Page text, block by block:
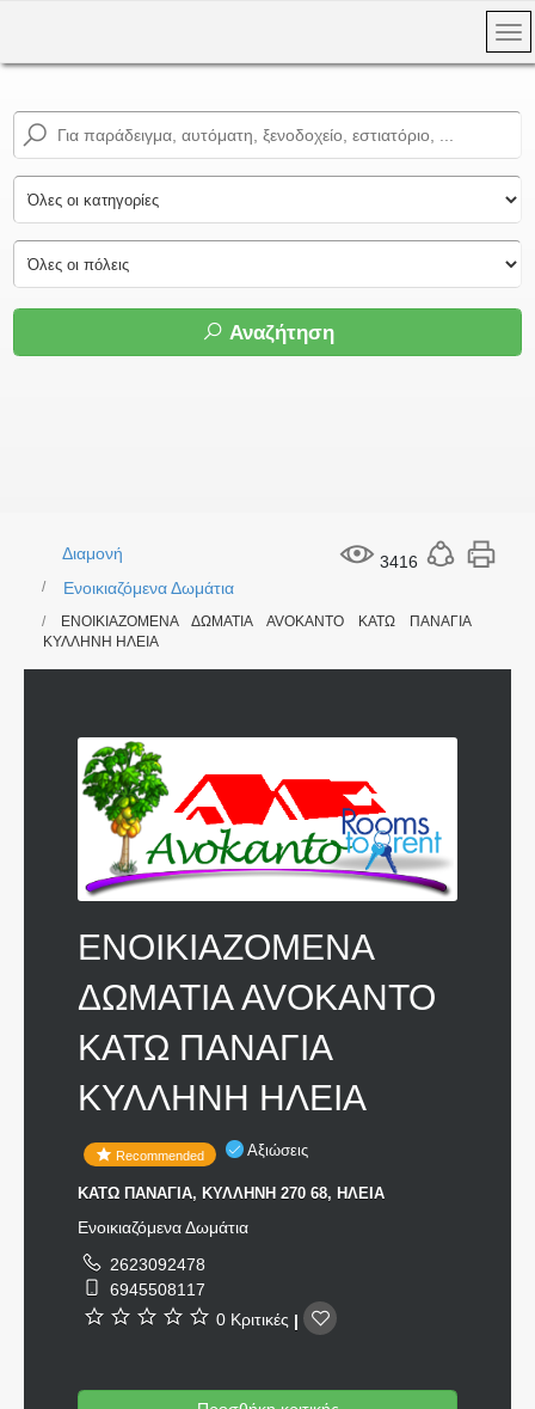
Αναζήτηση
3416
Διαμονή
Ενοικιαζόμενα Δωμάτια
ΕΝΟΙΚΙΑΖΟΜΕΝΑ ΔΩΜΑΤΙΑ AVOKANTO ΚΑΤΩ ΠΑΝΑΓΙΑ
ΚΥΛΛΗΝΗ ΗΛΕΙΑ
ΕΝΟΙΚΙΑΖΟΜΕΝΑ
ΔΩΜΑΤΙΑ AVOKANTO
ΚΑΤΩ ΠΑΝΑΓΙΑ
ΚΥΛΛΗΝΗ ΗΛΕΙΑ
Recommended Αξιώσεις
ΚΑΤΩ ΠΑΝΑΓΙΑ, ΚΥΛΛΗΝΗ 270 68, ΗΛΕΙΑ
Ενοικιαζόμενα Δωμάτια
2623092478
6945508117
0 Κριτικές |